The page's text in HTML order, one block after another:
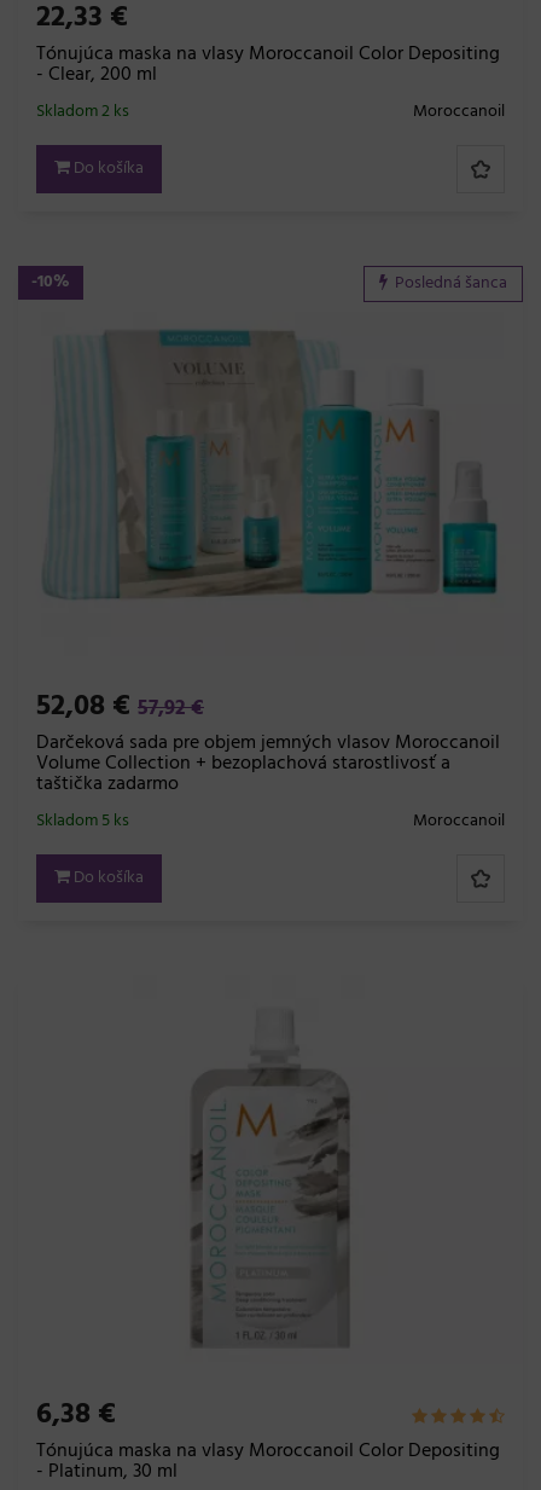
22,33 €
Tónujúca maska na vlasy Moroccanoil Color Depositing
- Clear, 200 ml
Moroccanoil
Skladom 2 ks
Do košíka
-10% Posledná šanca
52,08 € 57,92 €
Darčeková sada pre objem jemných vlasov Moroccanoil
Volume Collection + bezoplachová starostlivosť a
taštička zadarmo
Moroccanoil
Skladom 5 ks
Do košíka
6,38 €
Tónujúca maska na vlasy Moroccanoil Color Depositing
- Platinum, 30 ml